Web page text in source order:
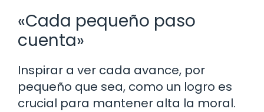
«Cada pequeño paso
cuenta»
Inspirar a ver cada avance, por
pequeño que sea, como un logro es
crucial para mantener alta la moral.